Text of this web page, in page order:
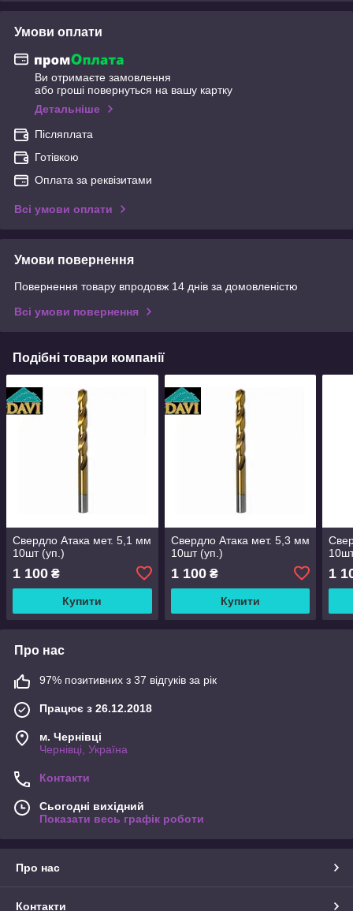
Умови оплати
Ви отримаєте замовлення
або гроші повернуться на вашу картку
Детальніше
Післяплата
Готівкою
Оплата за реквізитами
Всі умови оплати
Умови повернення
Повернення товару впродовж 14 днів за домовленістю
Всі умови повернення
Подібні товари компанії
Свердло Атака мет. 5,1 мм
10шт (уп.)
1 100 ₴
Купити
Свердло Атака мет. 5,3 мм
10шт (уп.)
1 100₴
Купити
1
Про нас
97% позитивних з 37 відгуків за рік
Працює з 26.12.2018
м. Чернівці
Чернівці, Україна
Контакти
Сьогодні вихідний
Показати весь графік роботи
Про нас
Контакти